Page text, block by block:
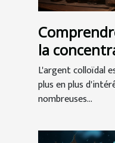
la
l'argent
L'argent colloïdal
plus en plus
nombreuses...